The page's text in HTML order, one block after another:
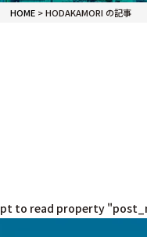
HOME >HODAKAMORI の記事
to read property